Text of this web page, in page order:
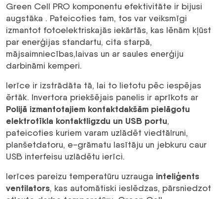
Green Cell PRO komponentu efektivitāte ir bijusi
augstāka . Pateicoties tam, tos var veiksmīgi
izmantot fotoelektriskajās iekārtās, kas lēnām kļūst
par enerģijas standartu, cita starpā,
mājsaimniecības,laivas un ar saules enerģiju
darbināmi kemperi.
Ierīce ir izstrādāta tā, lai to lietotu pēc iespējas
ērtāk. Invertora priekšējais panelis ir aprīkots ar
Polijā izmantotajiem kontaktdakšām pielāgotu
elektrotīkla kontaktligzdu un USB portu,
pateicoties kuriem varam uzlādēt viedtālruni,
planšetdatoru, e-grāmatu lasītāju un jebkuru caur
USB interfeisu uzlādētu ierīci.
Ierīces pareizu temperatūru uzrauga inteliģents
ventilators, kas automātiski ieslēdzas, pārsniedzot